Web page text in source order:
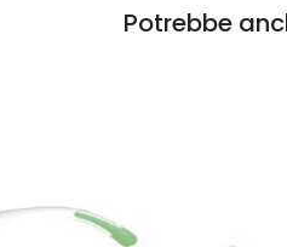
Potrebbe